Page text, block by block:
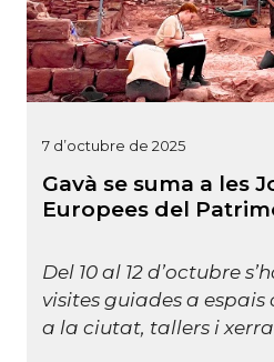
7 d’octubre de 2025
Gavà se suma a les
Europees del
Del 10 al 12 d’octubre
visites guiades a
a la ciutat, tallers i